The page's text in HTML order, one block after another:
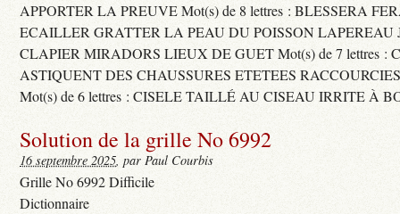
APPORTER LA PREUVE Mot(s) de 8 lettres : BLESSERA
ECAILLER GRATTER LA PEAU DU POISSON LAPEREAU
CLAPIER MIRADORS LIEUX DE GUET Mot(s) de 7 lettres :
ASTIQUENT DES CHAUSSURES ETETEES
Mot(s) de 6 lettres : CISELE TAILLÉ AU CISEAU IRRITE À
Solution de la grille No 6992
16 septembre 2025, par Paul Courbis
Grille No 6992 Difficile
Dictionnaire